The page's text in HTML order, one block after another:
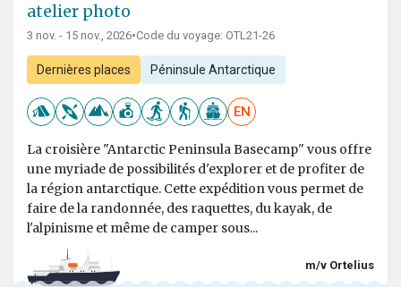
atelier photo
3 nov. - 15 nov., 2026•Code du voyage: OTL21-26
Dernières places Péninsule Antarctique
EN
La croisière "Antarctic Peninsula Basecamp" vous offre
une myriade de possibilités d'explorer et de profiter de
la région antarctique. Cette expédition vous permet de
faire de la randonnée, des raquettes, du kayak, de
l'alpinisme et même de camper sous...
m/v Ortelius